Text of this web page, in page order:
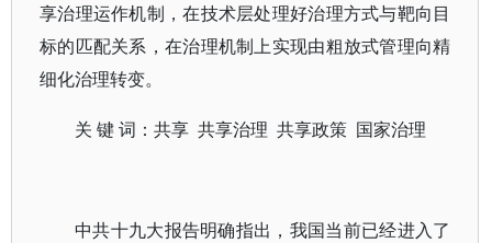
享治理运作机制，在技术层处理好治理方式与靶向目
标的匹配关系，在治理机制上实现由粗放式管理向精
细化治理转变。
关 键 词：共享 共享治理 共享政策 国家治理
中共十九大报告明确指出，我国当前已经进入了